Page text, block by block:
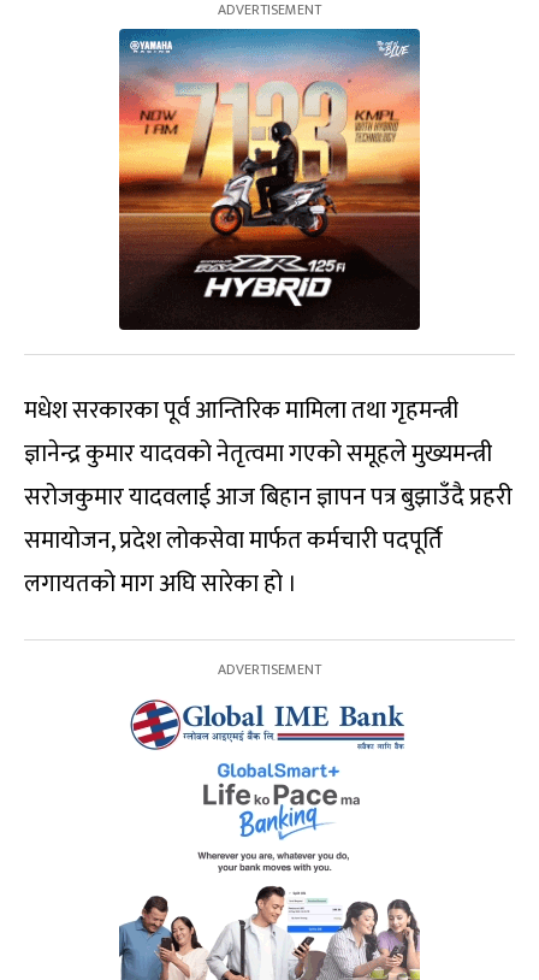
मधेश सरकारका पूर्व आन्तिरिक मामिला तथा गृहमन्त्री
ज्ञानेन्द्र कुमार यादवको नेतृत्वमा गएको समूहले मुख्यमन्त्री
सरोजकुमार यादवलाई आज बिहान ज्ञापन पत्र बुझाउँदै प्रहरी
समायोजन, प्रदेश लोकसेवा मार्फत कर्मचारी पदपूर्ति
लगायतको माग अघि सारेका हो ।